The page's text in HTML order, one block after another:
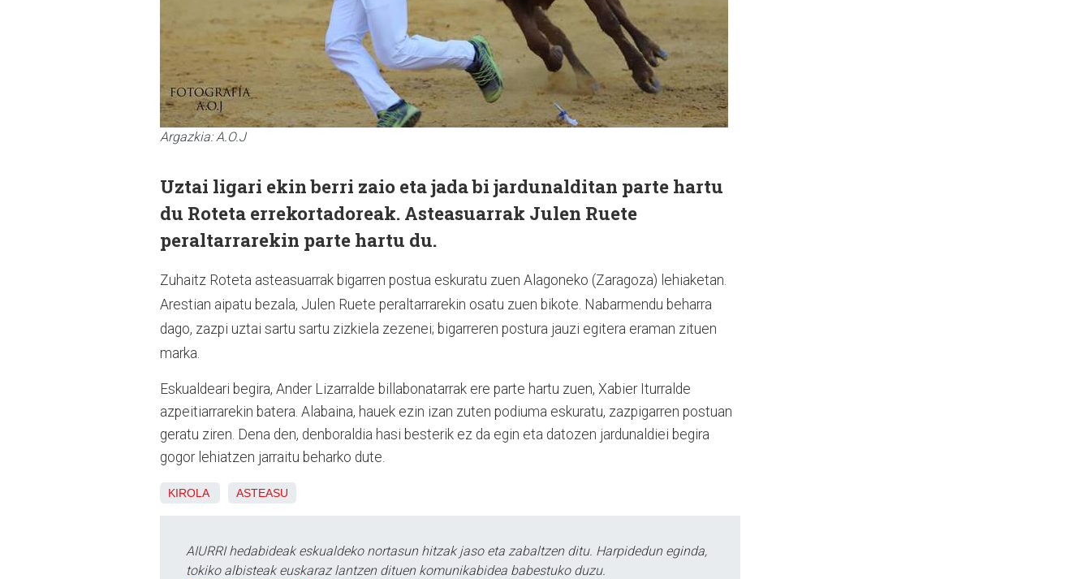
Argazkia: A.O.J
Uztai ligari ekin berri zaio eta jada bi jardunalditan parte hartu
du Roteta errekortadoreak. Asteasuarrak Julen Ruete
peraltarrarekin parte hartu du.
Zuhaitz Roteta asteasuarrak bigarren postua eskuratu zuen Alagoneko (Zaragoza) lehiaketan.
Arestian aipatu bezala, Julen Ruete peraltarrarekin osatu zuen bikote. Nabarmendu beharra
dago, zazpi uztai sartu sartu zizkiela zezenei; bigarreren postura jauzi egitera eraman zituen
marka.
Eskualdeari begira, Ander Lizarralde billabonatarrak ere parte hartu zuen, Xabier Iturralde
azpeitiarrarekin batera. Alabaina, hauek ezin izan zuten podiuma eskuratu, zazpigarren postuan
geratu ziren. Dena den, denboraldia hasi besterik ez da egin eta datozen jardunaldiei begira
gogor lehiatzen jarraitu beharko dute.
KIROLA ASTEASU
AIURRI hedabideak eskualdeko nortasun hitzak jaso eta zabaltzen ditu. Harpidedun eginda,
tokiko albisteak euskaraz lantzen dituen komunikabidea babestuko duzu.